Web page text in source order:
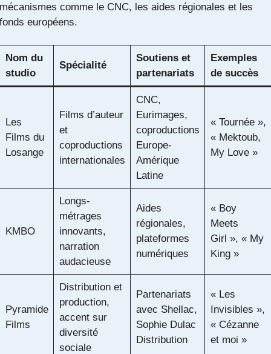
mécanismes comme le CNC, les aides régionales et les
fonds européens.
Nom du
studio
Spécialité
Soutiens et
partenariats
Exemples
de succès
Les
Films du
Losange
Films d’auteur
et
coproductions
internationales
CNC,
Eurimages,
coproductions
Europe-
Amérique
Latine
« Tournée »,
« Mektoub,
My Love »
KMBO
Longs-
métrages
innovants,
narration
audacieuse
Aides
régionales,
plateformes
numériques
« Boy
Meets
Girl », « My
King »
Pyramide
Films
Distribution et
production,
accent sur
diversité
sociale
Partenariats
avec Shellac,
Sophie Dulac
Distribution
« Les
Invisibles »,
« Cézanne
et moi »